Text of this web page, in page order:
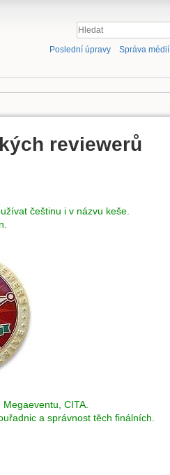
Poslední úpravy Správa médií
reviewerů
češtinu i v názvu keše.
CITA.
a správnost těch finálních.